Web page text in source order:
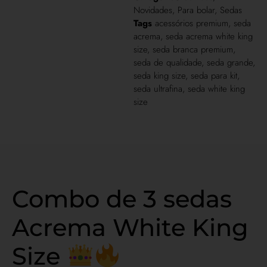
Novidades, Para bolar, Sedas
Tags acessórios premium, seda
acrema, seda acrema white king
size, seda branca premium,
seda de qualidade, seda grande,
seda king size, seda para kit,
seda ultrafina, seda white king
size
Combo de 3 sedas
Acrema White King
Size